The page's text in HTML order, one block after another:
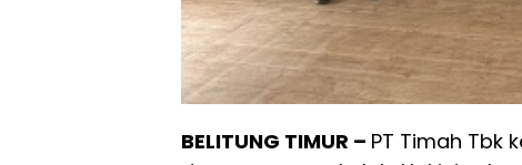
BELITUNG TIMUR – PT Timah Tbk